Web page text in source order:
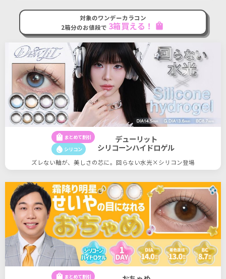
対象のワンデーカラコン
2箱分のお値段で 3箱買える！ shopping_bag
shopping_bag まとめて割引
water_drop シリコン
デューリット
シリコーンハイドロゲル
ズレない軸が、美しさの芯に。回らない水光×シリコン登場
shopping_bag まとめて割引